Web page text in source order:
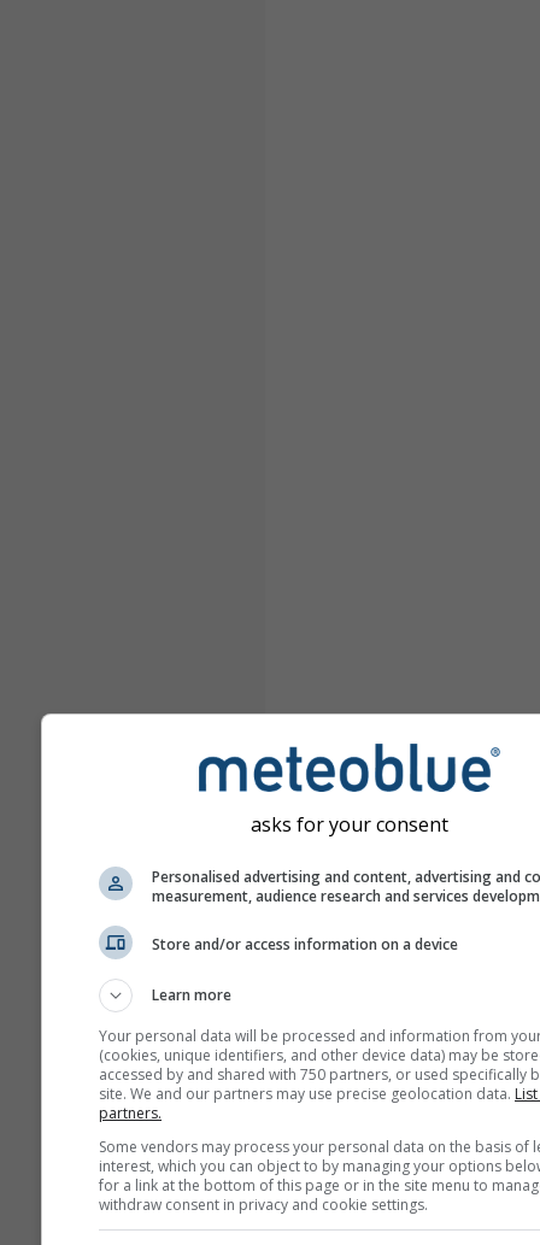
asks for your consent
Personalised advertising and content, advertising and
measurement, audience research and services
Store and/or access information on a device
Learn more
Your personal data will be processed and information from
(cookies, unique identifiers, and other device data) may be
accessed by and shared with 750 partners, or used specifically
site. We and our partners may use precise geolocation data.
partners.
Some vendors may process your personal data on the basis of
interest, which you can object to by managing your options
for a link at the bottom of this page or in the site menu to
withdraw consent in privacy and cookie settings.